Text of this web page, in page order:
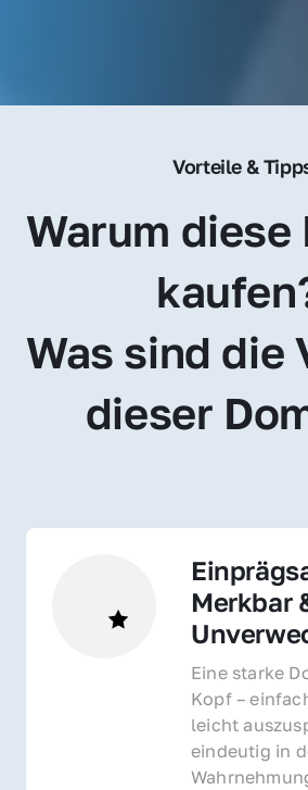
Vorteile &
Warum diese
Was sind die
dieser
Merkbar
Eine starke
Kopf –
leicht
eindeutig in